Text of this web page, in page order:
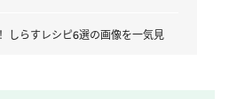
しらすレシピ6選の画像を一気見